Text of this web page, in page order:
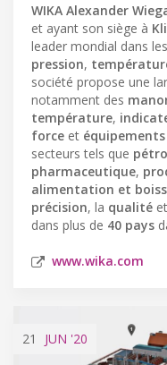
WIKA Alexander
et ayant son siège à
leader mondial dans
pression,
société propose une
notamment des
température,
force et
secteurs tels que
pharmaceutique,
alimentation et
précision, la qualité
dans plus de 40 pays
www.wika.com
21 JUN '20